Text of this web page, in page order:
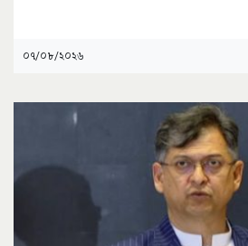
০৭/০৮/২০২৬